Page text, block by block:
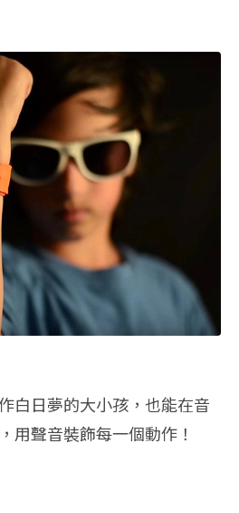
白日夢的大小孩，也能在音
用聲音裝飾每一個動作！